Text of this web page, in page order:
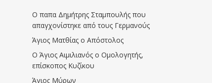
Ο παπα Δημήτρης Σταμπουλής που
απαγχονίστηκε από τους Γερμανούς
Άγιος Ματθίας ο Απόστολος
Ο Άγιος Αιμιλιανός ο Ομολογητής,
επίσκοπος Κυζίκου
Άγιος Μύρων